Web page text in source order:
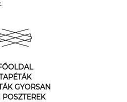
GYORSAN
POSZTEREK